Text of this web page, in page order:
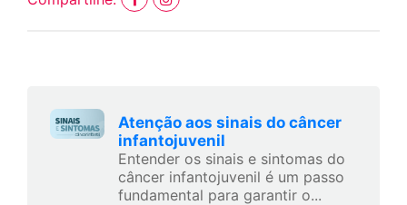
Atenção aos sinais do câncer
infantojuvenil
Entender os sinais e sintomas do
câncer infantojuvenil é um passo
fundamental para garantir o...